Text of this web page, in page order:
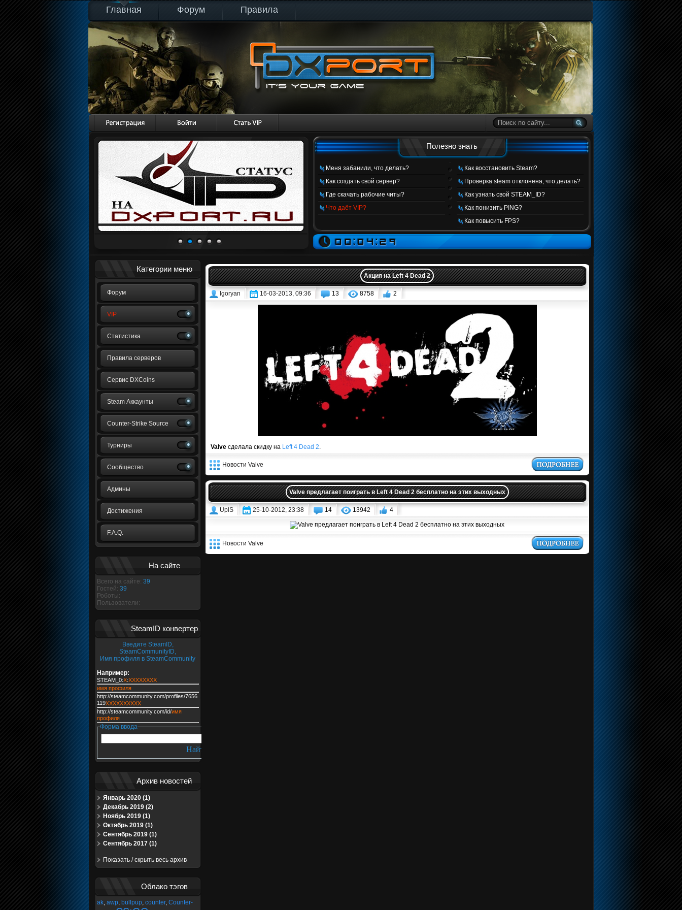
Главная Форум Правила
Полезно знать
Меня забанили, что делать?
Как создать свой сервер?
Где скачать рабочие читы?
Что даёт VIP?
Как восстановить Steam?
Проверка steam отклонена, что делать?
Как узнать свой STEAM_ID?
Как понизить PING?
Как повысить FPS?
Категории меню
Форум
VIP
Статистика
Правила серверов
Сервис DXCoins
Steam Аккаунты
Counter-Strike Source
Турниры
Сообщество
Админы
Достижения
F.A.Q.
На сайте
Всего на сайте: 39
Гостей: 39
Роботы:
Пользователи:
SteamID конвертер
Введите SteamID,
SteamCommunityID,
Имя профиля в SteamCommunity
Например:
STEAM_0:X:XXXXXXXX
имя профиля
http://steamcommunity.com/profiles/7656
119XXXXXXXXXX
http://steamcommunity.com/id/имя
профиля
Форма ввода
Архив новостей
Январь 2020 (1)
Декабрь 2019 (2)
Ноябрь 2019 (1)
Октябрь 2019 (1)
Сентябрь 2019 (1)
Сентябрь 2017 (1)
Показать / скрыть весь архив
Облако тэгов
ak, awp, bullpup, counter, Counter-
Акция на Left 4 Dead 2
Igoryan 16-03-2013, 09:36 13 8758 2
Valveсделала скидку на Left 4 Dead 2.
Новости Valve
Valve предлагает поиграть в Left 4 Dead 2 бесплатно на этих выходных
UplS 25-10-2012, 23:38 14 13942 4
Новости Valve